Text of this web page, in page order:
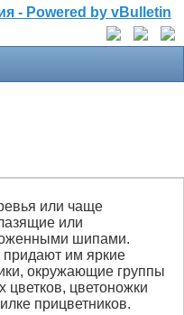
или чаще
или
шипами.
им яркие
окружающие группы
цветков, цветоножки
прицветников.